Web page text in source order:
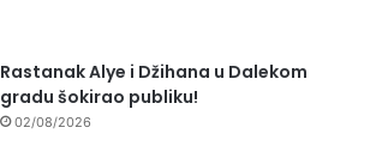
Rastanak Alye i Džihana u Dalekom
gradu šokirao publiku!
02/08/2026